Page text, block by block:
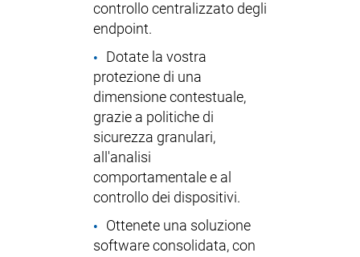
controllo centralizzato degli
endpoint.
Dotate la vostra
protezione di una
dimensione contestuale,
grazie a politiche di
sicurezza granulari,
all'analisi
comportamentale e al
controllo dei dispositivi.
Ottenete una soluzione
software consolidata, con